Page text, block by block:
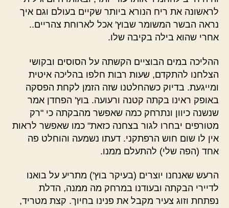
לראשונה את ריח הנורא ביותר שקיים בעולם וגם איך
נראה הבשר המשומר שבוץ' אכל לארוחת צהריים..
אחרי שהוא בילה בקיבה שלו.
ההליכה במים הבוציים הקשתה על הסוסים ובקושי
הצלחנו להתקדם, שעות רבות חלפו בהליכה איטית
ומייגעת. בדיוק כשהחלטנו שזה הזמן לקחת הפסקה
באופק ראינו בקתה קטנה ורעועה. בוץ' הפחדן אמר
שנשנה כיוון ונתרחק כמה שאפשר מהבקתה כי "רק
מטורפים יבחרו לגור בצחנה כזאת" כמו שאפשר לראות
אין לו שום חוש הרפתקני. דעתו נשמעה והוחלט פה
אחד (הפה שלי) להתעלם ממנו.
הרעש שאנחנו יוצרים (בעיקר בוץ') מתריע על בואנו
לדיירי הבקתה ובעודנו במרחק מה ממנה, הדלת
נפתחת וזוג צעיר מקבל את פנינו בחיוך. קצת מטריד,